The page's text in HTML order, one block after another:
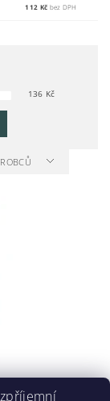
112 Kč bez DPH
136 Kč